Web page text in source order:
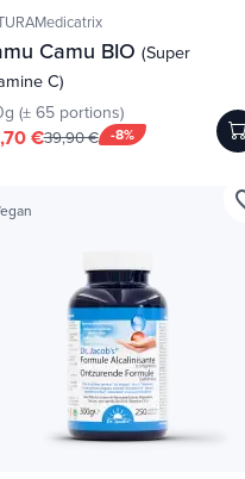
Camu BIO (Super
C)
(± 65 portions)
-8%
€39,90 €